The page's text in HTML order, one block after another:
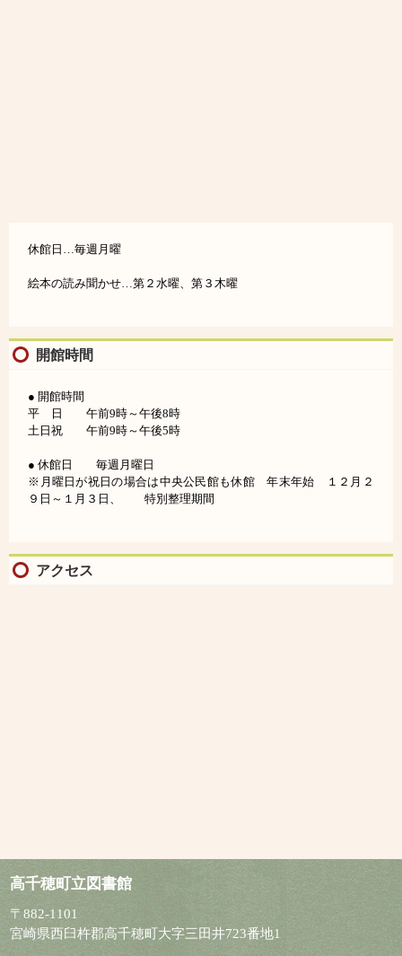
休館日…毎週月曜
絵本の読み聞かせ…第２水曜、第３木曜
開館時間
● 開館時間
平 日 午前9時～午後8時
土日祝 午前9時～午後5時
● 休館日 毎週月曜日
※月曜日が祝日の場合は中央公民館も休館 年末年始 １２月２
９日～１月３日、 特別整理期間
アクセス
高千穂町立図書館
〒882-1101
宮崎県西臼杵郡高千穂町大字三田井723番地1